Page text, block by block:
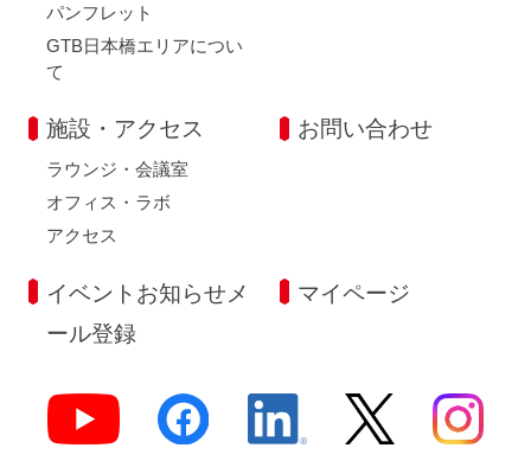
パンフレット
GTB日本橋エリアについ
て
施設・アクセス
ラウンジ・会議室
オフィス・ラボ
アクセス
お問い合わせ
イベントお知らせメ
ール登録
マイページ